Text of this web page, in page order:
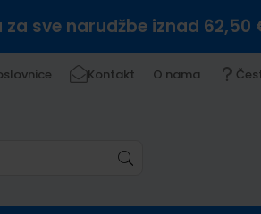
sve narudžbe iznad 62,50
Kontakt O nama